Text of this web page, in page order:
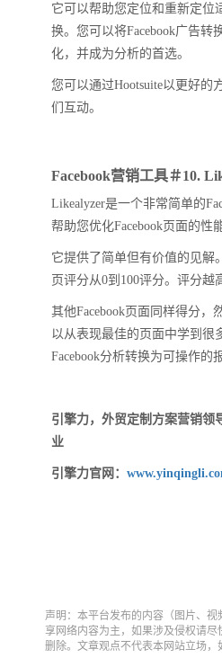
它可以帮助您定位和重新定位
换。您可以将Facebook广告转
化，并成为分析的首选。
您可以通过Hootsuite以更好的
们互动。
Facebook营销工具＃10.
Likealyzer是一个非常简单的
帮助您优化Facebook页面的性能
它提供了简单但有价值的见解
页评分从0到100评分。评分越
其他Facebook页面同样得分，
以从表现最佳的页面中学到很
Facebook分析转换为可操作的
引擎力，外贸定制方案营销领
业
引擎力官网：
声明：本平台发布的内容（图片、
享网络内容为主，如果涉及侵权请尽
删除。文章观点不代表本网站立场，